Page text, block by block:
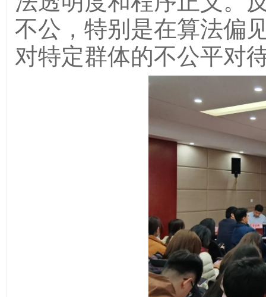
不公，特别是在算法偏
对特定群体的不公平对